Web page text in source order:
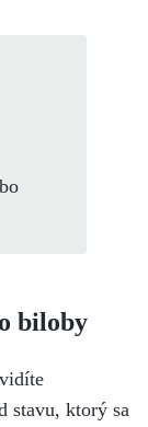
biloby
stavu, ktorý sa